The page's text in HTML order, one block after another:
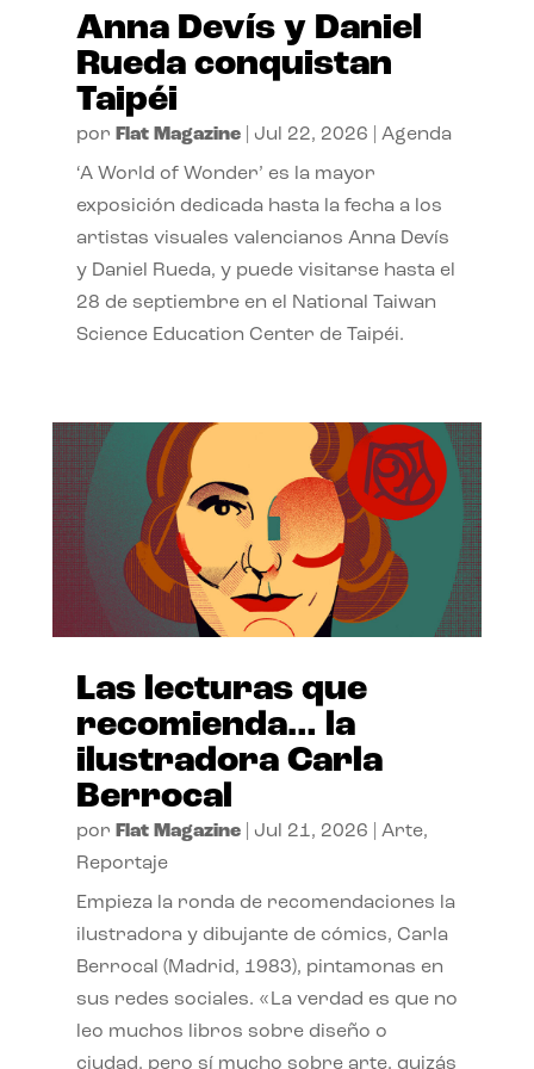
Anna Devís y Daniel
Rueda conquistan
Taipéi
por Flat Magazine| Jul 22, 2026 Agenda
‘A World of Wonder’ es la mayor
exposición dedicada hasta la fecha a los
artistas visuales valencianos Anna Devís
y Daniel Rueda, y puede visitarse hasta el
28 de septiembre en el National Taiwan
Science Education Center de Taipéi.
Las lecturas que
recomienda… la
ilustradora Carla
Berrocal
por Flat Magazine| Jul 21, 2026 Arte,
Reportaje
Empieza la ronda de recomendaciones la
ilustradora y dibujante de cómics, Carla
Berrocal (Madrid, 1983), pintamonas en
sus redes sociales. «La verdad es que no
leo muchos libros sobre diseño o
ciudad, pero sí mucho sobre arte, quizás